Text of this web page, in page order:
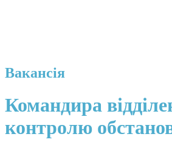
Вакансія
Командира
контролю